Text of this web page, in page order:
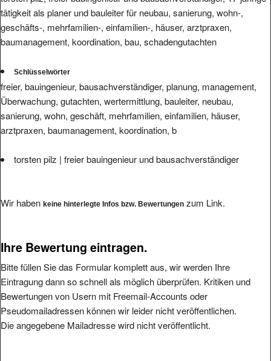
tätigkeit als planer und bauleiter für neubau, sanierung, wohn-,
geschäfts-, mehrfamilien-, einfamilien-, häuser, arztpraxen,
baumanagement, koordination, bau, schadengutachten
Schlüsselwörter
freier, bauingenieur, bausachverständiger, planung, management,
Überwachung, gutachten, wertermittlung, bauleiter, neubau,
sanierung, wohn, geschäft, mehrfamilien, einfamilien, häuser,
arztpraxen, baumanagement, koordination, b
torsten pilz | freier bauingenieur und bausachverständiger
Wir haben keine hinterlegte Infos bzw. Bewertungen zum Link.
Ihre Bewertung eintragen.
Bitte füllen Sie das Formular komplett aus, wir werden Ihre
Eintragung dann so schnell als möglich überprüfen. Kritiken und
Bewertungen von Usern mit Freemail-Accounts oder
Pseudomailadressen können wir leider nicht veröffentlichen.
Die angegebene Mailadresse wird nicht veröffentlicht.